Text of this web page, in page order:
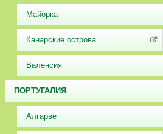
Майорка
Канарские острова
Валенсия
ПОРТУГАЛИЯ
Алгарве